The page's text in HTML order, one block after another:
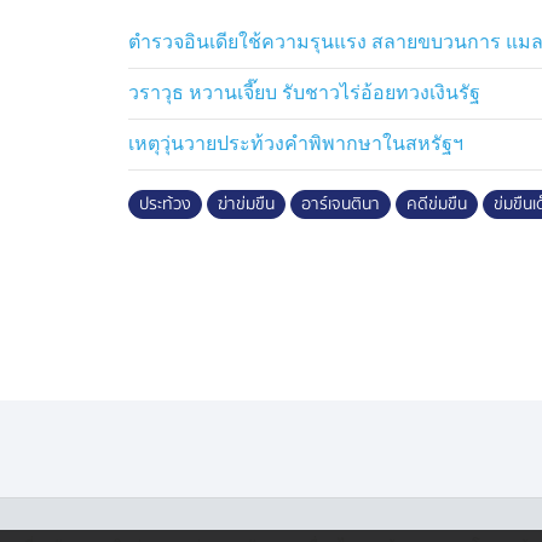
ตำรวจอินเดียใช้ความรุนแรง สลายขบวนการ แม
วราวุธ หวานเจี๊ยบ รับชาวไร่อ้อยทวงเงินรัฐ
เหตุวุ่นวายประท้วงคำพิพากษาในสหรัฐฯ
ประท้วง ฆ่าข่มขืน อาร์เจนตินา คดีข่มขืน ข่มขืน